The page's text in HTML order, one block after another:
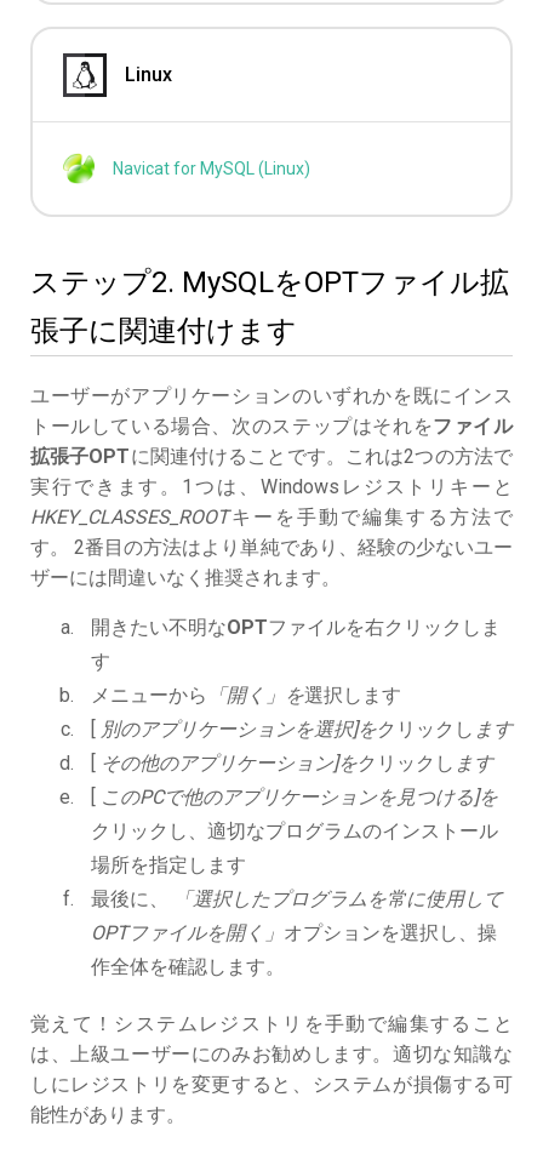
Linux
Navicat for MySQL (Linux)
ステップ2. MySQLをOPTファイル拡
張子に関連付けます
ユーザーがアプリケーションのいずれかを既にインス
トールしている場合、次のステップはそれをファイル
拡張子OPTに関連付けることです。これは2つの方法で
実行できます。1つは、Windowsレジストリキーと
HKEY_CLASSES_ROOTキーを手動で編集する方法で
す。 2番目の方法はより単純であり、経験の少ないユー
ザーには間違いなく推奨されます。
開きたい不明なOPTファイルを右クリックしま
す
メニューから
「開く」を選択します
[ 別のアプリケーションを選択]をクリックし ます
[ その他のアプリケーション]をクリックし ます
[ このPCで他のアプリケーションを見つける]を
クリックし、適切なプログラムのインストール
場所を指定します
最後に、
「選択したプログラムを常に使用して
OPTファイルを開く」 オプションを選択し、操
作全体を確認します。
覚えて！システムレジストリを手動で編集すること
は、上級ユーザーにのみお勧めします。適切な知識な
しにレジストリを変更すると、システムが損傷する可
能性があります。